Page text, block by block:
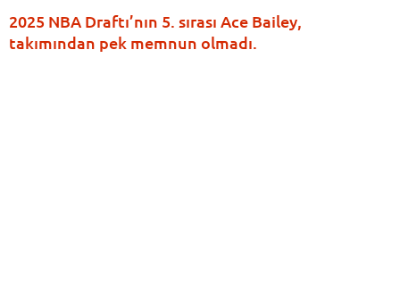
2025 NBA Draftı’nın 5. sırası Ace Bailey,
takımından pek memnun olmadı.